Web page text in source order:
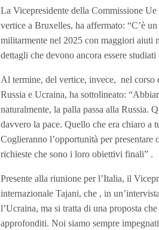
La Vicepresidente della Commissione
vertice a Bruxelles, ha affermato: “C’è
militarmente nel 2025 con maggiori aiuti
dettagli che devono ancora essere
Al termine, del vertice, invece, nel corso
Russia e Ucraina, ha sottolineato:
naturalmente, la palla passa alla Russia.
davvero la pace. Quello che era chiaro a
Coglieranno l’opportunità per
richieste che sono i loro obiettivi finali” .
Presente alla riunione per l’Italia, il
internazionale Tajani, che , in
l’Ucraina, ma si tratta di una proposta
approfonditi. Noi siamo sempre